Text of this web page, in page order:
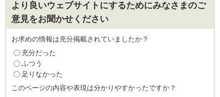
より良いウェブサイトにするためにみなさまのご
意見をお聞かせください
お求めの情報は充分掲載されていましたか？
充分だった
ふつう
足りなかった
このページの内容や表現は分かりやすかったですか？